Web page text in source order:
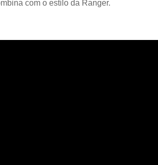
com o estilo da Ranger.